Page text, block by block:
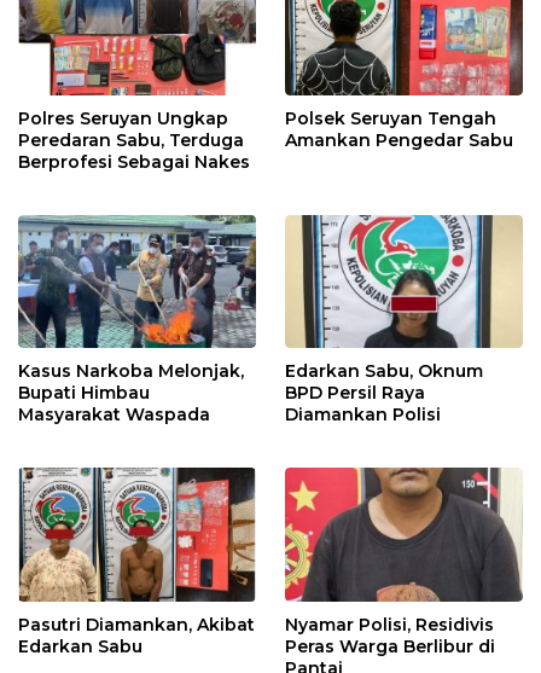
Polres Seruyan Ungkap
Peredaran Sabu, Terduga
Berprofesi Sebagai Nakes
Polsek Seruyan Tengah
Amankan Pengedar Sabu
Kasus Narkoba Melonjak,
Bupati Himbau
Masyarakat Waspada
Edarkan Sabu, Oknum
BPD Persil Raya
Diamankan Polisi
Pasutri Diamankan, Akibat
Edarkan Sabu
Nyamar Polisi, Residivis
Peras Warga Berlibur di
Pantai